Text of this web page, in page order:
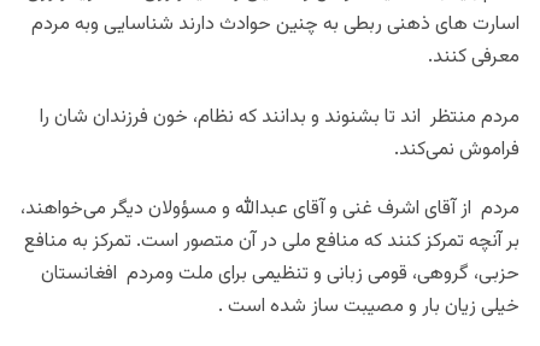
اسارت های ذهنی ربطی به چنین حوادث دارند شناسایی وبه مردم
معرفی کنند.
مردم منتظر اند تا بشنوند و بدانند که نظام، خون فرزندان شان را
فراموش نمی‌کند.
مردم از آقای اشرف غنی و آقای عبدالله و مسؤولان دیگر می‌خواهند،
بر آنچه تمرکز کنند که منافع ملی در آن متصور است. تمرکز به منافع
حزبی، گروهی، قومی زبانی و تنظیمی برای ملت ومردم افغانستان
خیلی زیان بار و مصیبت ساز شده است .